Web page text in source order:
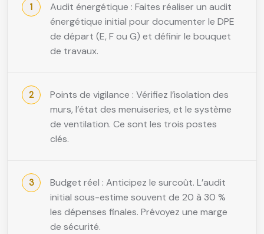
Audit énergétique : Faites réaliser un audit
énergétique initial pour documenter le DPE
de départ (E, F ou G) et définir le bouquet
de travaux.
Points de vigilance : Vérifiez l’isolation des
murs, l’état des menuiseries, et le système
de ventilation. Ce sont les trois postes
clés.
Budget réel : Anticipez le surcoût. L’audit
initial sous-estime souvent de 20 à 30 %
les dépenses finales. Prévoyez une marge
de sécurité.